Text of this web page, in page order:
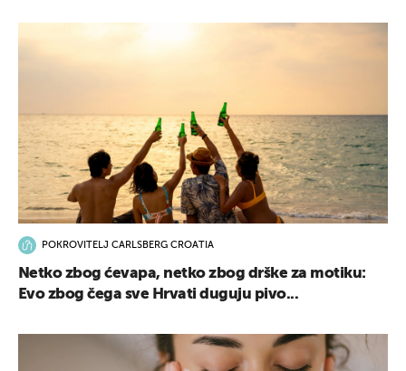
POKROVITELJ CARLSBERG CROATIA
Netko zbog ćevapa, netko zbog drške za motiku:
Evo zbog čega sve Hrvati duguju pivo...